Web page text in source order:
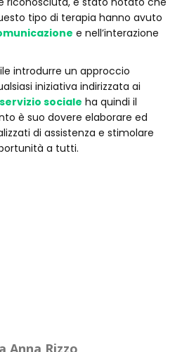
tipo di terapia hanno avuto
e nell’interazione
introdurre un approccio
iniziativa indirizzata ai
sociale ha quindi il
è suo dovere elaborare ed
di assistenza e stimolare
a tutti.